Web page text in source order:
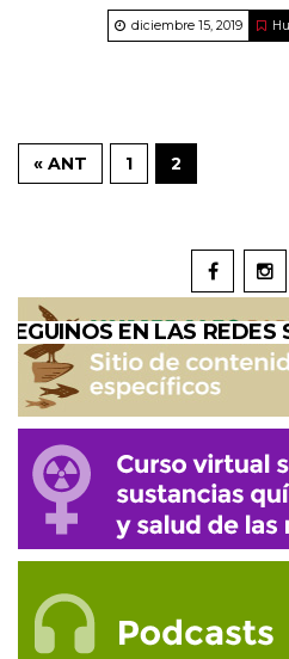
diciembre 15, 2019
« ANT 1 2
SEGUINOS EN LAS REDES